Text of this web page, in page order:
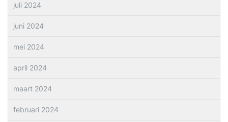
juli 2024
juni 2024
mei 2024
april 2024
maart 2024
februari 2024